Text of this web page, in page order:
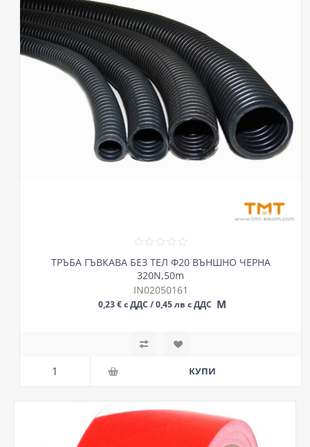
ТРЪБА ГЪВКАВА БЕЗ ТЕЛ Ф20 ВЪНШНО ЧЕРНА
320N,50m
IN02050161
0,23 € с ДДС / 0,45 лв с ДДС М